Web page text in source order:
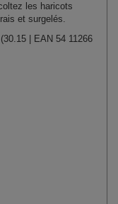
les haricots
et surgelés.
| EAN 54 11266